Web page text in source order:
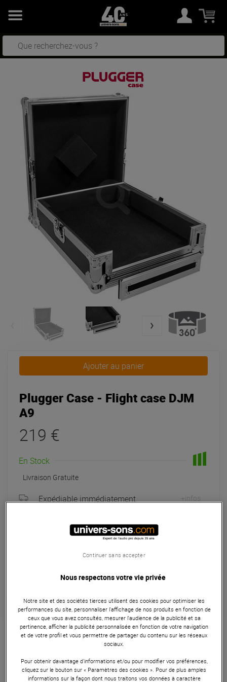
Ajouter au panier
Plugger Case - Flight case DJM
A9
219 €
En Stock
Livraison Gratuite
Expédiable immédiatement +infos
à Univers-sons
10x 12x
/ mois
Mensualités :
Flights Case
Le Flight Case Plugger DJM A9 offre une protection robuste
et fiable pour votre Pioneer DJM A9. Doté de coins renforcés
en métal et d'une épaisseur de bois de 9mm, il est idéal
Nous respectons votre vie privée
Notre site et des sociétés tierces utilisent des cookies pour optimiser les
performances du site, personnaliser l’affichage de nos produits en fonction de
ceux que vous avez consultés, mesurer l'audience de la publicité et sa
pertinence, afficher la publicité personnalisée en fonction de votre navigation
et de votre profil et vous permettre de partager du contenu sur les réseaux
sociaux.
Pour obtenir davantage d'informations et/ou pour modifier vos préférences,
cliquez sur le bouton sur « Paramètres des cookies ». Pour de plus amples
informations sur la façon dont nous traitons vos données à caractère
Continuer sans accepter